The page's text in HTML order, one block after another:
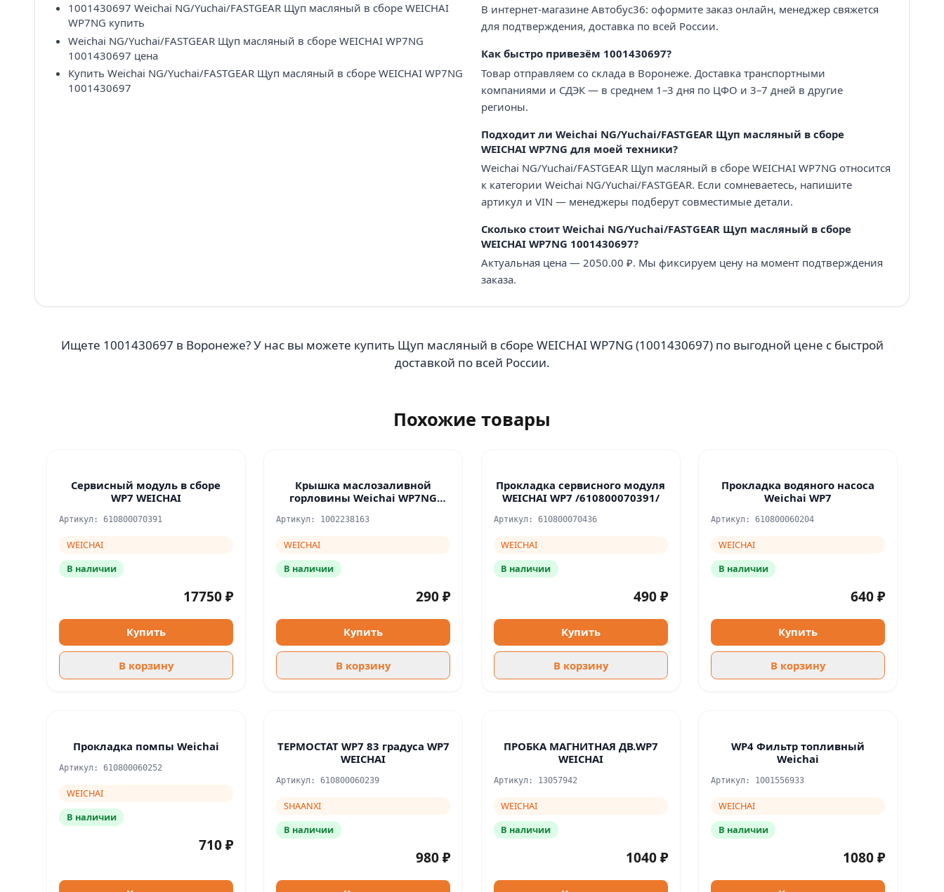
1001430697 Weichai NG/Yuchai/FASTGEAR Щуп масляный в сборе WEICHAI
WP7NG купить
Weichai NG/Yuchai/FASTGEAR Щуп масляный в сборе WEICHAI WP7NG
1001430697 цена
Купить Weichai NG/Yuchai/FASTGEAR Щуп масляный в сборе WEICHAI WP7NG
1001430697
В интернет-магазине Автобус36: оформите заказ онлайн, менеджер свяжется
для подтверждения, доставка по всей России.
Как быстро привезём 1001430697?
Товар отправляем со склада в Воронеже. Доставка транспортными
компаниями и СДЭК — в среднем 1–3 дня по ЦФО и 3–7 дней в другие
регионы.
Подходит ли Weichai NG/Yuchai/FASTGEAR Щуп масляный в сборе
WEICHAI WP7NG для моей техники?
Weichai NG/Yuchai/FASTGEAR Щуп масляный в сборе WEICHAI WP7NG относится
к категории Weichai NG/Yuchai/FASTGEAR. Если сомневаетесь, напишите
артикул и VIN — менеджеры подберут совместимые детали.
Сколько стоит Weichai NG/Yuchai/FASTGEAR Щуп масляный в сборе
WEICHAI WP7NG 1001430697?
Актуальная цена — 2050.00 ₽. Мы фиксируем цену на момент подтверждения
заказа.
Ищете 1001430697 в Воронеже? У нас вы можете купить Щуп масляный в сборе WEICHAI WP7NG (1001430697) по выгодной цене с быстрой
доставкой по всей России.
Похожие товары
Сервисный модуль в сборе
WP7 WEICHAI
Артикул: 610800070391
WEICHAI
В наличии
17750 ₽
Купить
В корзину
Крышка маслозаливной
горловины Weichai WP7NG
Артикул: 1002238163
WEICHAI
В наличии
290 ₽
Купить
В корзину
Прокладка сервисного модуля
WEICHAI WP7 /610800070391/
Артикул: 610800070436
WEICHAI
В наличии
490 ₽
Купить
В корзину
Прокладка водяного насоса
Weichai WP7
Артикул: 610800060204
WEICHAI
В наличии
640 ₽
Купить
В корзину
Прокладка помпы Weichai
Артикул: 610800060252
WEICHAI
В наличии
710 ₽
ТЕРМОСТАТ WP7 83 градуса WP7
WEICHAI
Артикул: 610800060239
SHAANXI
В наличии
980 ₽
ПРОБКА МАГНИТНАЯ ДВ.WP7
WEICHAI
Артикул: 13057942
WEICHAI
В наличии
1040 ₽
WP4 Фильтр топливный
Weichai
Артикул: 1001556933
WEICHAI
В наличии
1080 ₽